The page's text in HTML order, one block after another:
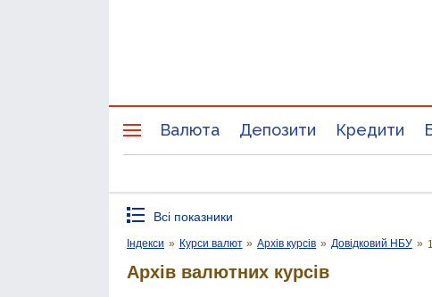
Валюта Депозити Кредити
Всі показники
Індекси » Курси валют » Архів курсів » Довідковий НБУ »
Архів валютних курсів